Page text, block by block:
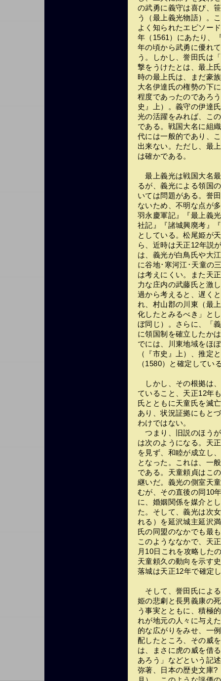
の武勇に義守は喜び、
う（最上義光物語）。
よく知られたエピソー
年（1561）にあたり、
年の頃から武勇に優れ
う。しかし、誉田氏は
撃をうけたとは、最上
時の最上氏は、まだ豪
大名伊達氏の権勢の下
程度であったのであろ
史』上）。義守の伊達
光の活躍をみれば、こ
である。戦国大名に組
代には一般的であり、
出来ない。ただし、最
は確かである。
最上義光は戦国大名
るが、義光による領国
いては問題がある。誉
ないため、不明な点が
羽永慶軍記』『最上義
社記』『諸城興廃考』
としている。松尾姫が
ら、近時は天正12年説
は、義光が白鳥氏や大
に谷地･寒河江･天童の
は考えにくい。また天
力な庄内の武藤氏と激
過から考えると、遅く
れ、村山郡の川東（最
化したとみるべき」と
ぼ同じ）。さらに、「
に領国制を確立したか
でには、川東地域をほ
（『市史』上）、推定
（1580）と確定してい
しかし、その根拠は
ていること、天正12年
氏とともに天童氏を滅
あり、状況証拠にもと
わけではない。
つまり、旧説のほう
は次のようになる。天
を見ず、和睦が成立し
となった。これは、一
である。天童頼貞はこ
継いだ。義光の側室天
むが、その直後の同10
に、婚姻関係を媒介と
た。そして、義光は次
れる）を延沢城主延沢
氏の同盟のなかでも最
このようななかで、天
月10日これを攻略した
天童頼久の動向を示す
落城は天正12年で確定
そして、誉田氏によ
姫の悲劇と長男義康の
う事実とともに、積極
れが地元の人々に与え
的な広がりをみせ、一
配したところ、その威
は、まさに虎の威を借
あろう」などという記
弥著、日本の歴史文庫?